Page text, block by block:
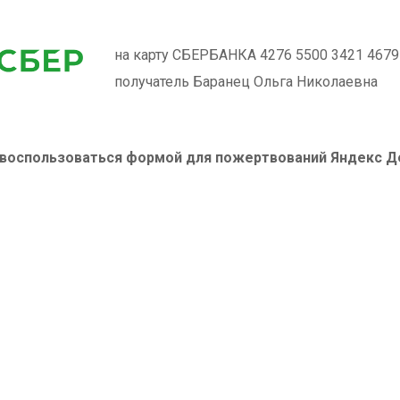
на карту СБЕРБАНКА 4276 5500 3421 4679
получатель Баранец Ольга Николаевна
формой для пожертвований Яндекс